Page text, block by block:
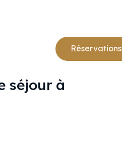
Réservations
séjour à